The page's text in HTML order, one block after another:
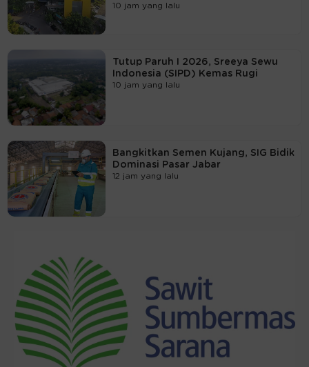
10 jam yang lalu
Tutup Paruh I 2026, Sreeya Sewu
Indonesia (SIPD) Kemas Rugi
10 jam yang lalu
Bangkitkan Semen Kujang, SIG Bidik
Dominasi Pasar Jabar
12 jam yang lalu